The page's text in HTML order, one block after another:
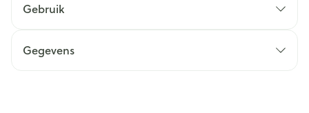
Gebruik
Gegevens